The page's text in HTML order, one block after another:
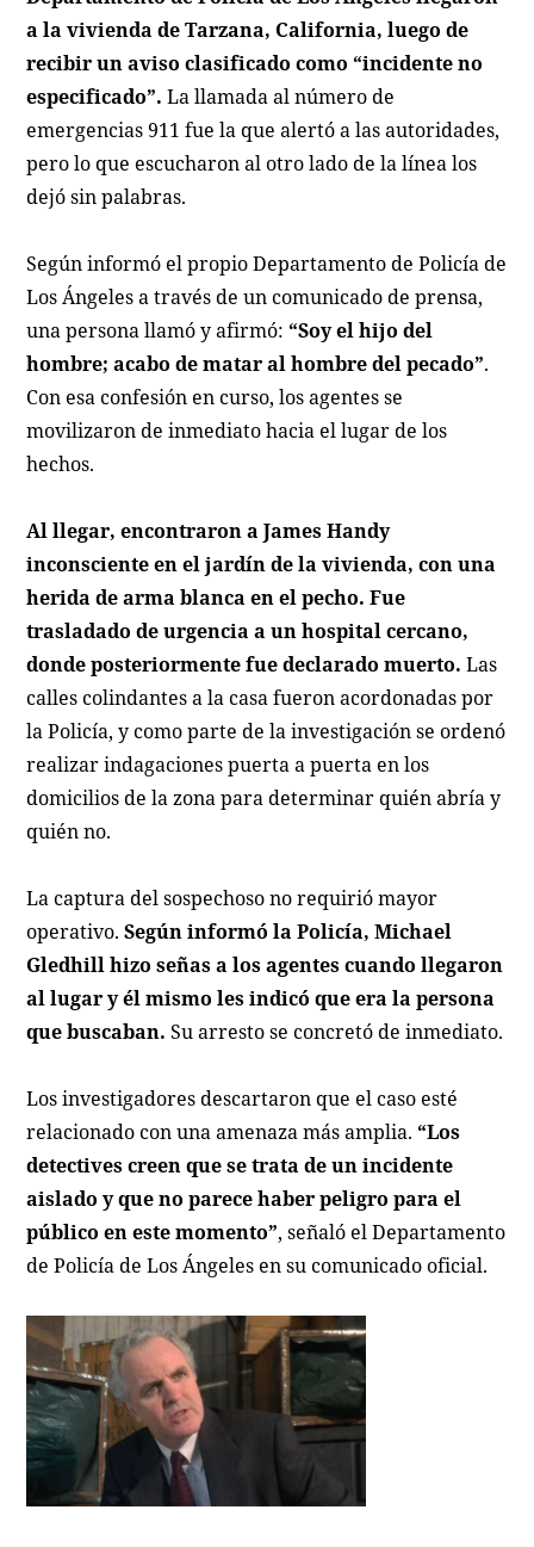
a la vivienda de Tarzana, California, luego de
recibir un aviso clasificado como “incidente no
especificado”. La llamada al número de
emergencias 911 fue la que alertó a las autoridades,
pero lo que escucharon al otro lado de la línea los
dejó sin palabras.
Según informó el propio Departamento de Policía de
Los Ángeles a través de un comunicado de prensa,
una persona llamó y afirmó: “Soy el hijo del
hombre; acabo de matar al hombre del pecado”.
Con esa confesión en curso, los agentes se
movilizaron de inmediato hacia el lugar de los
hechos.
Al llegar, encontraron a James Handy
inconsciente en el jardín de la vivienda, con una
herida de arma blanca en el pecho. Fue
trasladado de urgencia a un hospital cercano,
donde posteriormente fue declarado muerto. Las
calles colindantes a la casa fueron acordonadas por
la Policía, y como parte de la investigación se ordenó
realizar indagaciones puerta a puerta en los
domicilios de la zona para determinar quién abría y
quién no.
La captura del sospechoso no requirió mayor
operativo.Según informó la Policía, Michael
Gledhill hizo señas a los agentes cuando llegaron
al lugar y él mismo les indicó que era la persona
que buscaban. Su arresto se concretó de inmediato.
Los investigadores descartaron que el caso esté
relacionado con una amenaza más amplia. “Los
detectives creen que se trata de un incidente
aislado y que no parece haber peligro para el
público en este momento”, señaló el Departamento
de Policía de Los Ángeles en su comunicado oficial.